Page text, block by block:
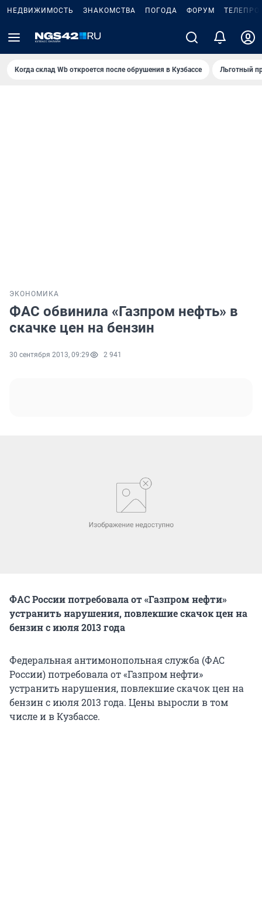
НЕДВИЖИМОСТЬ ЗНАКОМСТВА ПОГОДА ФОРУМ
Когда склад Wb откроется после обрушения в Кузбассе Льготный
ЭКОНОМИКА
ФАС обвинила «Газпром нефть» в
скачке цен на бензин
30 сентября 2013, 09:29 2 941
ФАС России потребовала от «Газпром нефти»
устранить нарушения, повлекшие скачок цен на
бензин с июля 2013 года
Федеральная антимонопольная служба (ФАС
России) потребовала от «Газпром нефти»
устранить нарушения, повлекшие скачок цен на
бензин с июля 2013 года. Цены выросли в том
числе и в Кузбассе.